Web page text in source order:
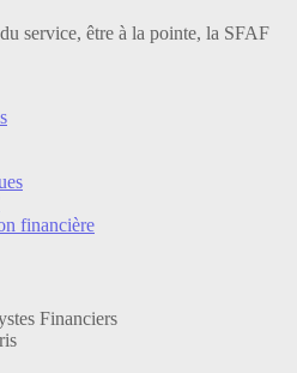
service, être à la pointe, la SFAF
financière
Financiers